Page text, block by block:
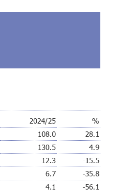
2024/25
%
108.0
28.1
130.5
4.9
12.3
-15.5
6.7
-35.8
4.1
-56.1